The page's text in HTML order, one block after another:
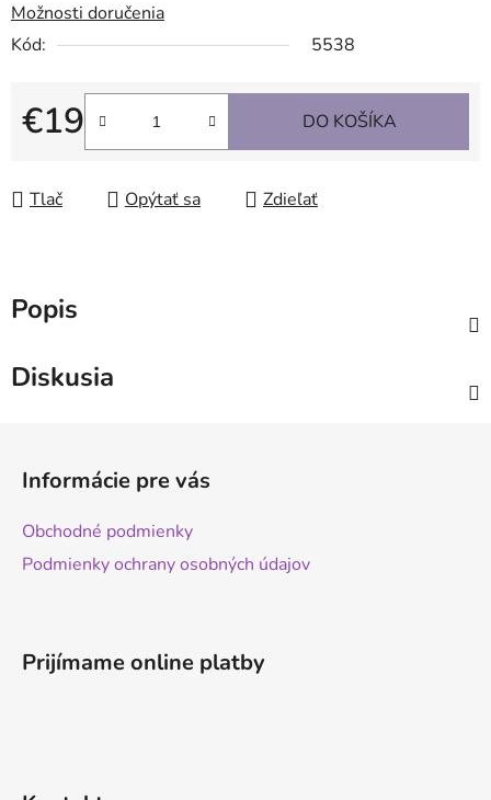
Možnosti doručenia
Kód:
5538
€19
Jednotková cena:
DO KOŠÍKA
Tlač Opýtať sa Zdieľať
Popis
Diskusia
Informácie pre vás
Obchodné podmienky
Podmienky ochrany osobných údajov
Prijímame online platby